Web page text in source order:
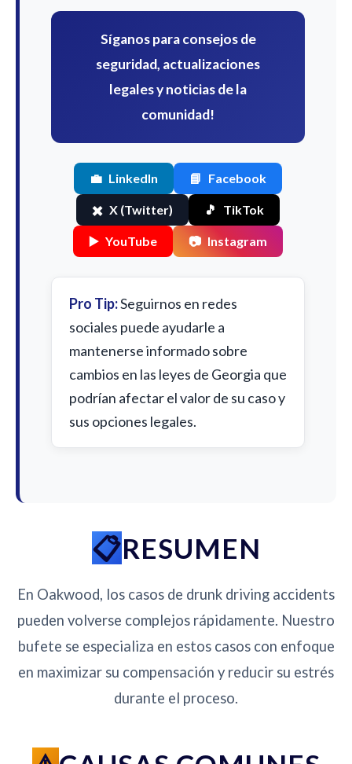
Síganos para consejos de
seguridad, actualizaciones
legales y noticias de la
comunidad!
💼 LinkedIn 📘 Facebook
✖️ X (Twitter) 🎵 TikTok
▶️ YouTube 📷 Instagram
Pro Tip:Seguirnos en redes
sociales puede ayudarle a
mantenerse informado sobre
cambios en las leyes de Georgia que
podrían afectar el valor de su caso y
sus opciones legales.
RESUMEN
En Oakwood, los casos de drunk driving accidents
pueden volverse complejos rápidamente. Nuestro
bufete se especializa en estos casos con enfoque
en maximizar su compensación y reducir su estrés
durante el proceso.